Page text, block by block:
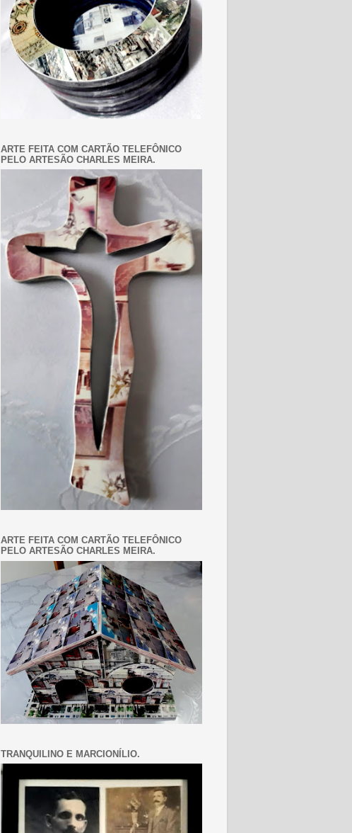
ARTE FEITA COM CARTÃO TELEFÔNICO
PELO ARTESÃO CHARLES MEIRA.
ARTE FEITA COM CARTÃO TELEFÔNICO
PELO ARTESÃO CHARLES MEIRA.
TRANQUILINO E MARCIONÍLIO.